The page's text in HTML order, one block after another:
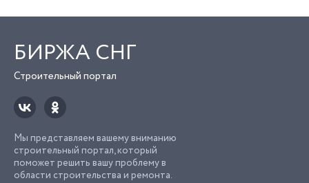
БИРЖА СНГ
Строительный портал
Мы представляем вашему вниманию
строительный портал, который
поможет решить вашу проблему в
области строительства и ремонта.